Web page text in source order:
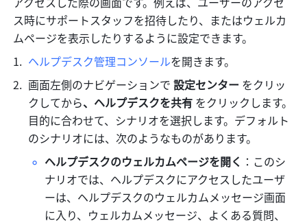
ス時にサポートスタッフを招待したり、またはウェルカ
ムページを表示したりするように設定できます。
ヘルプデスク管理コンソールを開きます。
画面左側のナビゲーションで 設定センター をクリッ
クしてから、ヘルプデスクを共有 をクリックします。
目的に合わせて、シナリオを選択します。デフォルト
のシナリオには、次のようなものがあります。
ヘルプデスクのウェルカムページを開く ：このシ
ナリオでは、ヘルプデスクにアクセスしたユーザ
ーは、ヘルプデスクのウェルカムメッセージ画面
に入り、ウェルカムメッセージ、よくある質問、